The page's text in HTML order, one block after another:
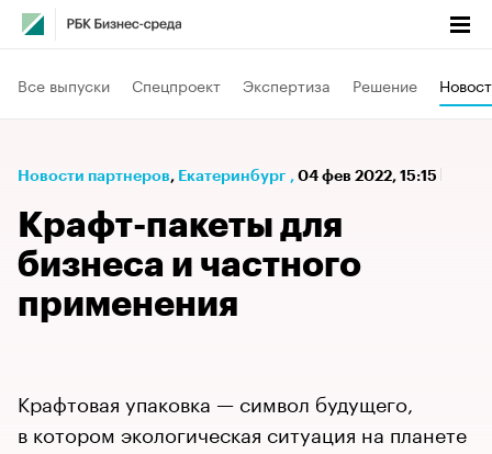
Все выпуски Спецпроект Экспертиза Решение
Новости партнеров⁠, Екатеринбург , 04 фев 2022, 15:15
Крафт-пакеты для
бизнеса и частного
применения
Крафтовая упаковка — символ будущего,
в котором экологическая ситуация на планете